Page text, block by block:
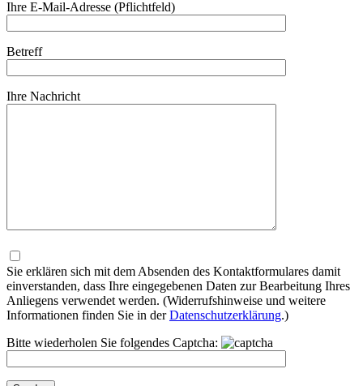
Ihre E-Mail-Adresse (Pflichtfeld)
Betreff
Ihre Nachricht
lasse
dieses
Feld
leer.
Sie erklären sich mit dem Absenden des Kontaktformulares damit
einverstanden, dass Ihre eingegebenen Daten zur Bearbeitung Ihres
Anliegens verwendet werden. (Widerrufshinweise und weitere
Informationen finden Sie in derDatenschutzerklärung.)
Bitte wiederholen Sie folgendes Captcha: